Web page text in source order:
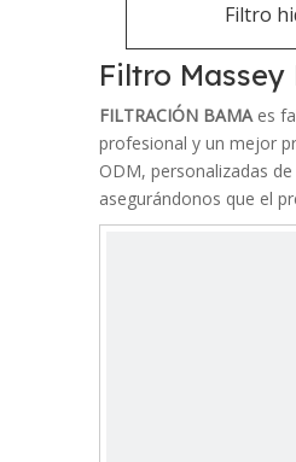
Filtro
Filtro Massey
FILTRACIÓN BAMAes
profesional y un mejor
ODM, personalizadas
asegurándonos que el